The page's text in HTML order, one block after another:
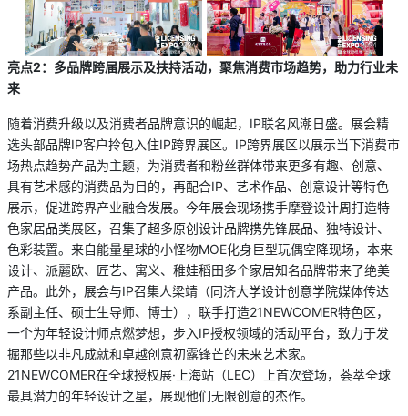
亮点2：多品牌跨届展示及扶持活动，聚焦消费市场趋势，助力行业未
来
随着消费升级以及消费者品牌意识的崛起，IP联名风潮日盛。展会精
选头部品牌IP客户拎包入住IP跨界展区。IP跨界展区以展示当下消费市
场热点趋势产品为主题，为消费者和粉丝群体带来更多有趣、创意、
具有艺术感的消费品为目的，再配合IP、艺术作品、创意设计等特色
展示，促进跨界产业融合发展。今年展会现场携手摩登设计周打造特
色家居品类展区，召集了超多原创设计品牌携先锋展品、独特设计、
色彩装置。来自能量星球的小怪物MOE化身巨型玩偶空降现场，本来
设计、派麗欧、匠艺、寓义、稚娃稻田多个家居知名品牌带来了绝美
产品。此外，展会与IP召集人梁靖（同济大学设计创意学院媒体传达
系副主任、硕士生导师、博士），联手打造21NEWCOMER特色区，
一个为年轻设计师点燃梦想，步入IP授权领域的活动平台，致力于发
掘那些以非凡成就和卓越创意初露锋芒的未来艺术家。
21NEWCOMER在全球授权展·上海站（LEC）上首次登场，荟萃全球
最具潜力的年轻设计之星，展现他们无限创意的杰作。